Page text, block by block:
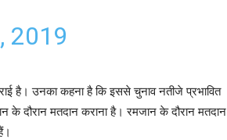
2019
है। उनका कहना है कि इससे चुनाव नतीजे प्रभावित
दौरान मतदान कराना है। रमजान के दौरान मतदान